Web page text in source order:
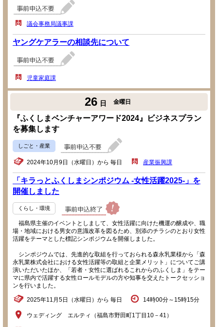
議会事務局議事課
ヤングケアラーの相談先について
児童家庭課
26 日 金曜日
『ふくしまベンチャーアワード2024』ビジネスプラン
を募集します
しごと・産業
2024年10月9日（水曜日）から 毎日 産業振興課
「キラっとふくしまシンポジウム -女性活躍2025-」を
開催しました
くらし・環境
福島県主催のイベントとしまして、女性活躍に向けた機運の醸成や、職
場・地域における男女の意識改革を図るため、別添のチラシのとおり女性
活躍をテーマとした標記シンポジウムを開催しました。
シンポジウムでは、先進的な取組を行っておられる森永乳業様から「森
永乳業株式会社における女性活躍等の取組と企業メリット」についてご講
演いただいたほか、「若者・女性に選ばれるこれからのふくしま」をテー
マに県内で活躍する女性ロールモデルの方や知事を交えたトークセッショ
ンを行いました。
2025年11月5日（水曜日）から 毎日 14時00分～15時15分
ウェディング エルティ（福島市野田町1丁目10－41）